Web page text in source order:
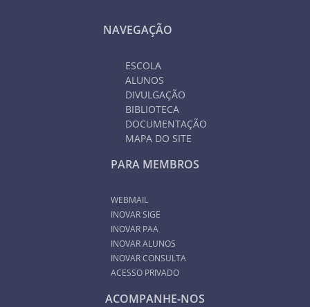
NAVEGAÇÃO
ESCOLA
ALUNOS
DIVULGAÇÃO
BIBLIOTECA
DOCUMENTAÇÃO
MAPA DO SITE
PARA MEMBROS
WEBMAIL
INOVAR SIGE
INOVAR PAA
INOVAR ALUNOS
INOVAR CONSULTA
ACESSO PRIVADO
ACOMPANHE-NOS